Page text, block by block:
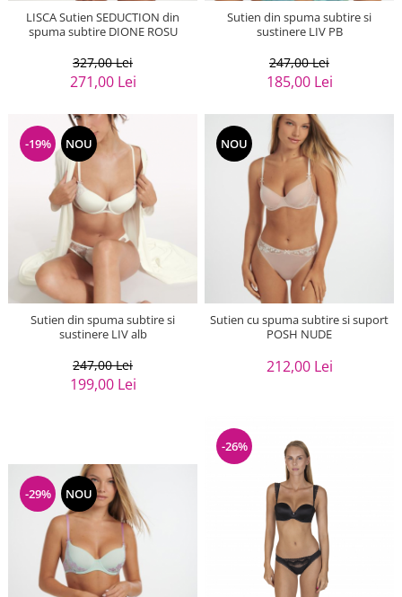
LISCA Sutien SEDUCTION din
spuma subtire DIONE ROSU
327,00 Lei
271,00 Lei
Sutien din spuma subtire si
sustinere LIV PB
247,00 Lei
185,00 Lei
-19% NOU
Sutien din spuma subtire si
sustinere LIV alb
247,00 Lei
199,00 Lei
NOU
Sutien cu spuma subtire si suport
POSH NUDE
212,00 Lei
-29% NOU
-26%